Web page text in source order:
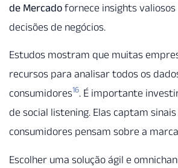
de Mercado fornece insights
decisões de negócios.
Estudos mostram que muitas
recursos para analisar todos os
consumidores16. É importante
de social listening. Elas captam
consumidores pensam sobre a
Escolher uma solução ágil e